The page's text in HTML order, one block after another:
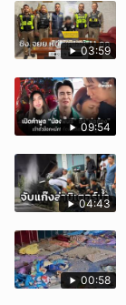
03:59
09:54
04:43
00:58